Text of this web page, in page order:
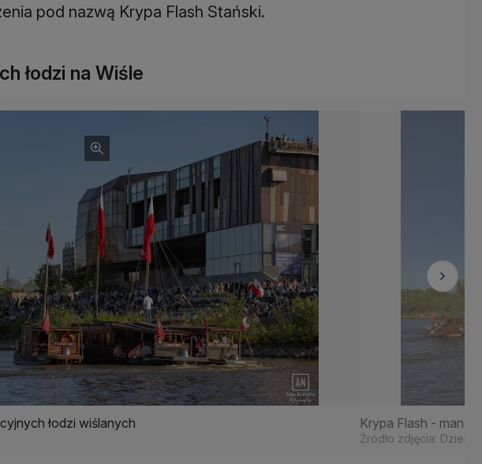
pod nazwą Krypa Flash Stański.
łodzi na Wiśle
łodzi wiślanych Krypa Flash -
Źródło zdjęcia: Dzielnica